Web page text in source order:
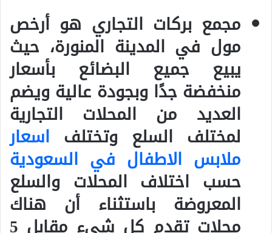
مجمع بركات التجاري هو أرخص
مول في المدينة المنورة، حيث
يبيع جميع البضائع بأسعار
منخفضة جدًا وبجودة عالية ويضم
العديد من المحلات التجارية
لمختلف السلع وتختلف اسعار
ملابس الاطفال في السعودية
حسب اختلاف المحلات والسلع
المعروضة باستثناء أن هناك